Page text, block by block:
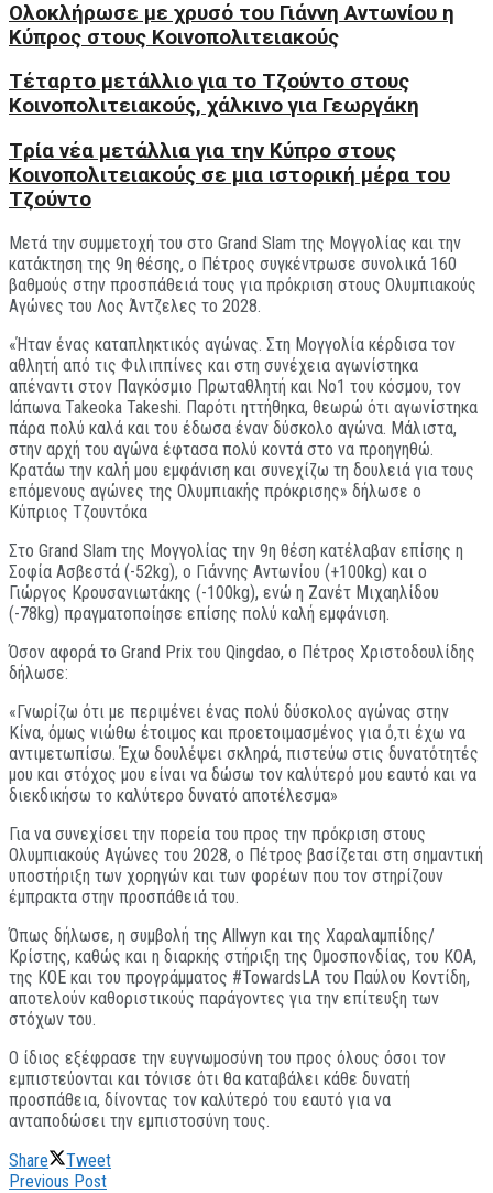
Oλοκλήρωσε με χρυσό του Γιάννη Αντωνίου η
Κύπρος στους Κοινοπολιτειακούς
Τέταρτο μετάλλιο για το Τζούντο στους
Κοινοπολιτειακούς, χάλκινο για Γεωργάκη
Tρία νέα μετάλλια για την Κύπρο στους
Κοινοπολιτειακούς σε μια ιστορική μέρα του
Τζούντο
Μετά την συμμετοχή του στο Grand Slam της Μογγολίας και την
κατάκτηση της 9η θέσης, ο Πέτρος συγκέντρωσε συνολικά 160
βαθμούς στην προσπάθειά τους για πρόκριση στους Ολυμπιακούς
Αγώνες του Λος Άντζελες το 2028.
«Ήταν ένας καταπληκτικός αγώνας. Στη Μογγολία κέρδισα τον
αθλητή από τις Φιλιππίνες και στη συνέχεια αγωνίστηκα
απέναντι στον Παγκόσμιο Πρωταθλητή και Νο1 του κόσμου, τον
Ιάπωνα Takeoka Takeshi. Παρότι ηττήθηκα, θεωρώ ότι αγωνίστηκα
πάρα πολύ καλά και του έδωσα έναν δύσκολο αγώνα. Μάλιστα,
στην αρχή του αγώνα έφτασα πολύ κοντά στο να προηγηθώ.
Κρατάω την καλή μου εμφάνιση και συνεχίζω τη δουλειά για τους
επόμενους αγώνες της Ολυμπιακής πρόκρισης» δήλωσε ο
Κύπριος Τζουντόκα
Στο Grand Slam της Μογγολίας την 9η θέση κατέλαβαν επίσης η
Σοφία Ασβεστά (-52kg), ο Γιάννης Αντωνίου (+100kg) και ο
Γιώργος Κρουσανιωτάκης (-100kg), ενώ η Ζανέτ Μιχαηλίδου
(-78kg) πραγματοποίησε επίσης πολύ καλή εμφάνιση.
Όσον αφορά το Grand Prix του Qingdao, ο Πέτρος Χριστοδουλίδης
δήλωσε:
«Γνωρίζω ότι με περιμένει ένας πολύ δύσκολος αγώνας στην
Κίνα, όμως νιώθω έτοιμος και προετοιμασμένος για ό,τι έχω να
αντιμετωπίσω. Έχω δουλέψει σκληρά, πιστεύω στις δυνατότητές
μου και στόχος μου είναι να δώσω τον καλύτερό μου εαυτό και να
διεκδικήσω το καλύτερο δυνατό αποτέλεσμα»
Για να συνεχίσει την πορεία του προς την πρόκριση στους
Ολυμπιακούς Αγώνες του 2028, ο Πέτρος βασίζεται στη σημαντική
υποστήριξη των χορηγών και των φορέων που τον στηρίζουν
έμπρακτα στην προσπάθειά του.
Όπως δήλωσε, η συμβολή της Allwyn και της Χαραλαμπίδης/
Κρίστης, καθώς και η διαρκής στήριξη της Ομοσπονδίας, του ΚΟΑ,
της ΚΟΕ και του προγράμματος #TowardsLA του Παύλου Κοντίδη,
αποτελούν καθοριστικούς παράγοντες για την επίτευξη των
στόχων του.
Ο ίδιος εξέφρασε την ευγνωμοσύνη του προς όλους όσοι τον
εμπιστεύονται και τόνισε ότι θα καταβάλει κάθε δυνατή
προσπάθεια, δίνοντας τον καλύτερό του εαυτό για να
ανταποδώσει την εμπιστοσύνη τους.
Share
Tweet
Previous Post